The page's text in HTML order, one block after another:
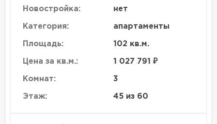
Новостройка: нет
Категория: апартаменты
Площадь: 102 кв.м.
Цена за кв.м.: 1 027 791 ₽
Комнат: 3
Этаж: 45 из 60